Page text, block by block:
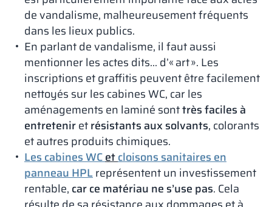
de vandalisme, malheureusement fréquents
dans les lieux publics.
En parlant de vandalisme, il faut aussi
mentionner les actes dits… d’« art ». Les
inscriptions et graffitis peuvent être facilement
nettoyés sur les cabines WC, car les
aménagements en laminé sonttrès faciles à
entreteniretrésistants aux solvants, colorants
et autres produits chimiques.
Les cabines WCetcloisons sanitaires en
panneau HPLreprésentent un investissement
rentable, car ce matériau ne s’use pas. Cela